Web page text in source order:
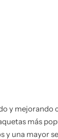
y mejorando
más
y una mayor